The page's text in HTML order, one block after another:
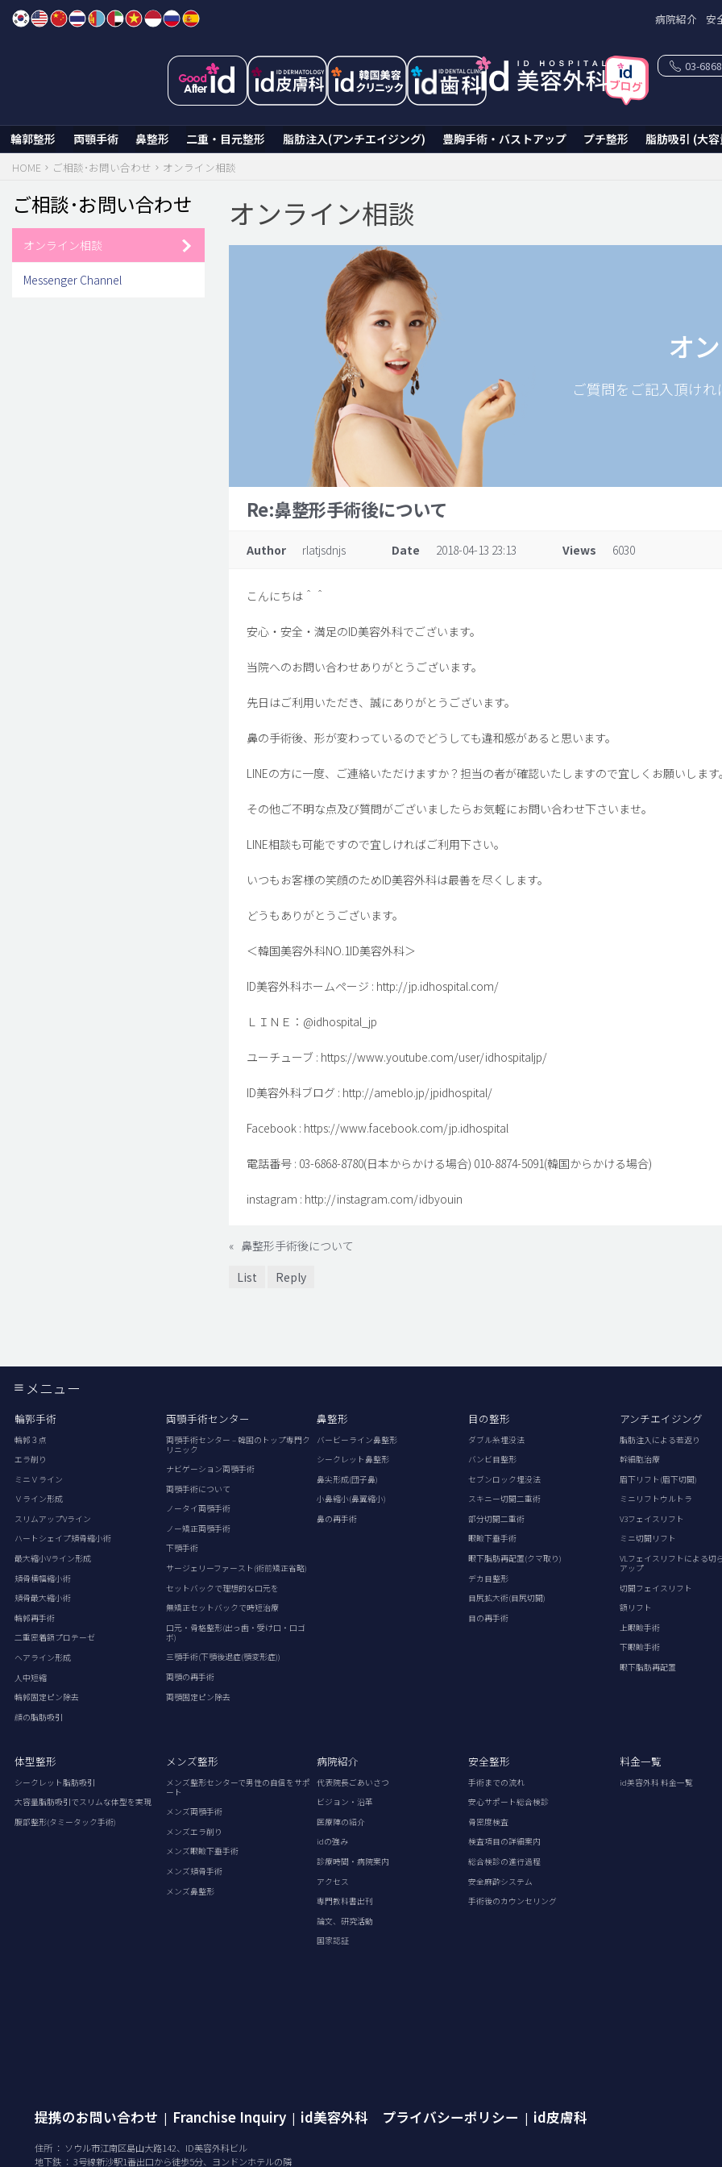
Skip
病院紹介 安
輪郭整形 両顎手術 鼻整形 二重・目元整形 脂肪注入(アンチエイジング) 豊胸手術・バストアップ プチ整形 脂肪吸引 (大
03-
HOME ご相談･お問い合わせ オンライン相談
オンライン相談
オ
ご質問をご記入頂け
Re:鼻整形手術後について
Author rlatjsdnjs Date 2018-04-13 23:13 Views 6030
こんにちは＾＾
安心・安全・満足のID美容外科でございます。
当院へのお問い合わせありがとうございます。
先日はご利用いただき、誠にありがとうございます。
鼻の手術後、形が変わっているのでどうしても違和感があると思います。
LINEの方に一度、ご連絡いただけますか？担当の者が確認いたしますので宜しくお願いします
その他ご不明な点及び質問がございましたらお気軽にお問い合わせ下さいませ。
LINE相談も可能ですので宜しければご利用下さい。
いつもお客様の笑顔のためID美容外科は最善を尽くします。
どうもありがとうございます。
＜韓国美容外科NO.1ID美容外科＞
ID美容外科ホームページ : http://jp.idhospital.com/
ＬＩＮＥ：@idhospital_jp
ユーチューブ : https://www.youtube.com/user/idhospitaljp/
ID美容外科ブログ : http://ameblo.jp/jpidhospital/
Facebook : https://www.facebook.com/jp.idhospital
電話番号 : 03-6868-8780(日本からかける場合) 010-8874-5091(韓国からかける場合)
instagram : http://instagram.com/idbyouin
« 鼻整形手術後について
List
Reply
ご相談･お問い合わせ
オンライン相談
Messenger Channel
メニュー
輪郭手術
輪郭３点
エラ削り
ミニＶライン
Ｖライン形成
スリムアップVライン
ハートシェイプ頬骨縮小術
最大縮小Vライン形成
頬骨横幅縮小術
頬骨最大縮小術
輪郭再手術
二重密着額プロテーゼ
ヘアライン形成
人中短縮
輪郭固定ピン除去
顔の脂肪吸引
両顎手術センター
両顎手術センター – 韓国のトップ専門ク
リニック
ナビゲーション両顎手術
両顎手術について
ノータイ両顎手術
ノー矯正両顎手術
下顎手術
サージェリーファースト(術前矯正省略)
セットバックで理想的な口元を
無矯正セットバックで時短治療
口元・骨格整形(出っ歯・受け口・口ゴ
ボ)
三顎手術(下顎後退症(顎変形症))
両顎の再手術
両顎固定ピン除去
鼻整形
バービーライン鼻整形
シークレット鼻整形
鼻尖形成(団子鼻)
小鼻縮小(鼻翼縮小)
鼻の再手術
目の整形
ダブル糸埋没法
バンビ目整形
セブンロック埋没法
スキニー切開二重術
部分切開二重術
眼瞼下垂手術
眼下脂肪再配置(クマ取り)
デカ目整形
目尻拡大術(目尻切開)
目の再手術
アンチエイジング
脂肪注入による若返り
幹細胞治療
眉下リフト(眉下切開)
ミニリフトウルトラ
V3フェイスリフト
ミニ切開リフト
VLフェイスリフトによる切
アップ
切開フェイスリフト
額リフト
上眼瞼手術
下眼瞼手術
眼下脂肪再配置
体型整形
シークレット脂肪吸引
大容量脂肪吸引でスリムな体型を実現
腹部整形(タミータック手術)
メンズ整形
メンズ整形センターで男性の自信をサポ
ート
メンズ両顎手術
メンズエラ削り
メンズ眼瞼下垂手術
メンズ頬骨手術
メンズ鼻整形
病院紹介
代表院長ごあいさつ
ビジョン・沿革
医療陣の紹介
idの強み
診療時間・病院案内
アクセス
専門教科書出刊
論文、研究活動
国家認証
安全整形
手術までの流れ
安心サポート総合検診
骨密度検査
検査項目の詳細案内
総合検診の進行過程
安全麻酔システム
手術後のカウンセリング
料金一覧
id美容外科 料金一覧
提携のお問い合わせ | Franchise Inquiry | id美容外科 プライバシーポリシー | id皮膚科
住所 ： ソウル市江南区島山大路142、ID美容外科ビル
地下鉄 ： 3号線新沙駅1番出口から徒歩5分、ヨンドンホテルの隣